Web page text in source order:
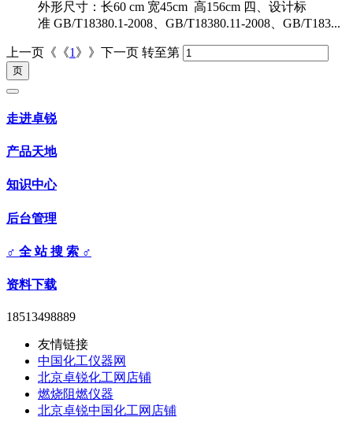
外形尺寸：长60 cm 宽45cm 高156cm 四、设计标
准 GB/T18380.1-2008、 GB/T18380.11-2008、GB/T183...
上一页《《1 》》下一页 转至第
走进卓锐
产品天地
知识中心
后台管理
♂ 全 站 搜 索 ♂
资料下载
18513498889
友情链接
中国化工仪器网
北京卓锐化工网店铺
燃烧阻燃仪器
北京卓锐中国化工网店铺